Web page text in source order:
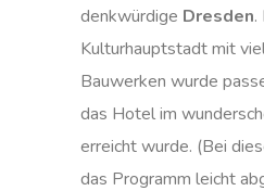
denkwürdige Dresden.
Kulturhauptstadt mit
Bauwerken wurde
das Hotel im
erreicht wurde. (Bei
das Programm leicht